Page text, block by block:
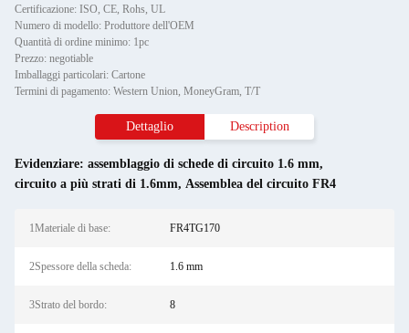
Certificazione: ISO, CE, Rohs, UL
Numero di modello: Produttore dell'OEM
Quantità di ordine minimo: 1pc
Prezzo: negotiable
Imballaggi particolari: Cartone
Termini di pagamento: Western Union, MoneyGram, T/T
Dettaglio Description
Evidenziare: assemblaggio di schede di circuito 1.6 mm,
circuito a più strati di 1.6mm, Assemblea del circuito FR4
1Materiale di base: FR4TG170
2Spessore della scheda: 1.6 mm
3Strato del bordo: 8